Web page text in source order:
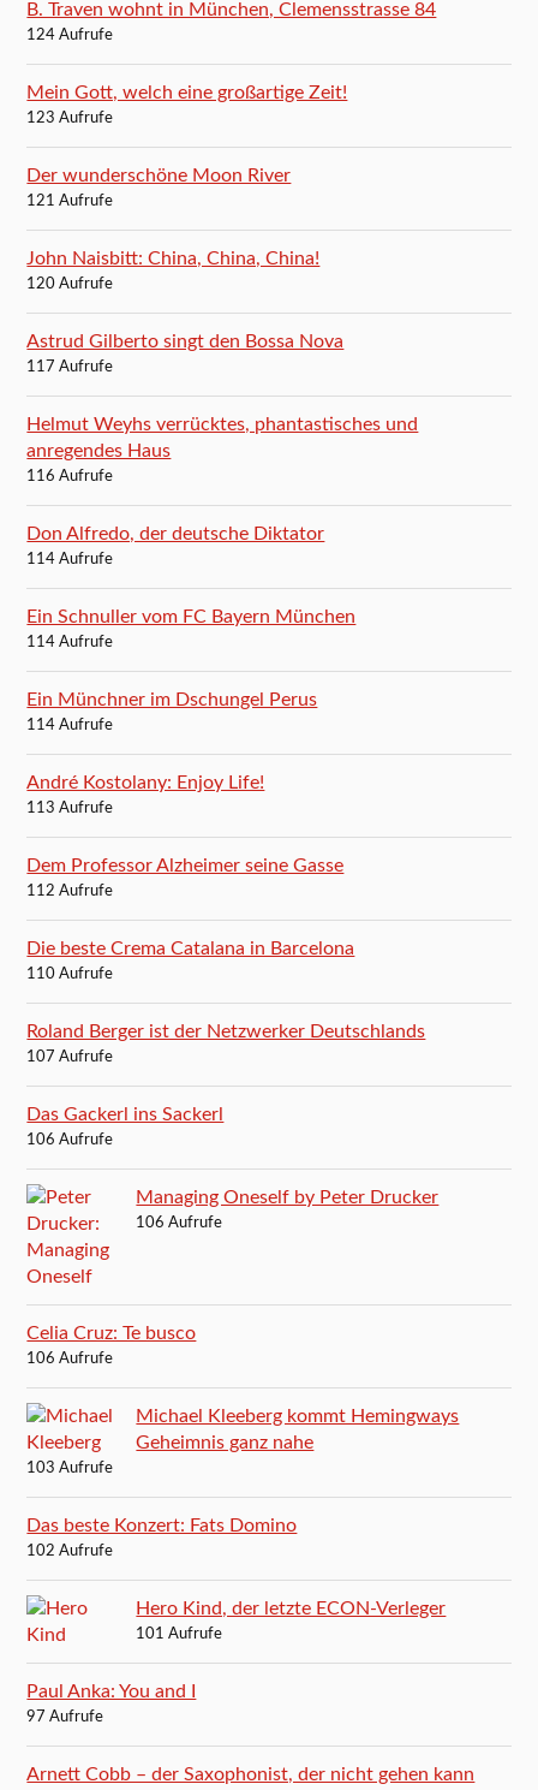
B. Traven wohnt in München, Clemensstrasse 84
124 Aufrufe
Mein Gott, welch eine großartige Zeit!
123 Aufrufe
Der wunderschöne Moon River
121 Aufrufe
John Naisbitt: China, China, China!
120 Aufrufe
Astrud Gilberto singt den Bossa Nova
117 Aufrufe
Helmut Weyhs verrücktes, phantastisches und
anregendes Haus
116 Aufrufe
Don Alfredo, der deutsche Diktator
114 Aufrufe
Ein Schnuller vom FC Bayern München
114 Aufrufe
Ein Münchner im Dschungel Perus
114 Aufrufe
André Kostolany: Enjoy Life!
113 Aufrufe
Dem Professor Alzheimer seine Gasse
112 Aufrufe
Die beste Crema Catalana in Barcelona
110 Aufrufe
Roland Berger ist der Netzwerker Deutschlands
107 Aufrufe
Das Gackerl ins Sackerl
106 Aufrufe
Managing Oneself by Peter Drucker
106 Aufrufe
Celia Cruz: Te busco
106 Aufrufe
Michael Kleeberg kommt Hemingways
Geheimnis ganz nahe
103 Aufrufe
Das beste Konzert: Fats Domino
102 Aufrufe
Hero Kind, der letzte ECON-Verleger
101 Aufrufe
Paul Anka: You and I
97 Aufrufe
Arnett Cobb – der Saxophonist, der nicht gehen kann